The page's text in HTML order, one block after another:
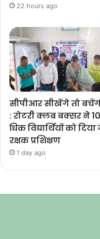
22 hours ago
सीपीआर सीखेंगे तो
: रोटरी क्लब बक्सर ने
धिक विद्यार्थियों को
रक्षक प्रशिक्षण
1 day ago